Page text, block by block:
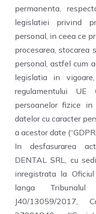
permanenta,
legislatiei privind
personal, in ceea ce
procesarea, stocarea
personal, astfel cum
legislatia in
regulamentului
persoanelor fizice
datelor cu caracter
a acestor date
In desfasurarea
DENTAL SRL, cu
inregistrata la
langa
J40/13059/2017,